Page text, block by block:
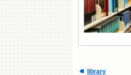
library